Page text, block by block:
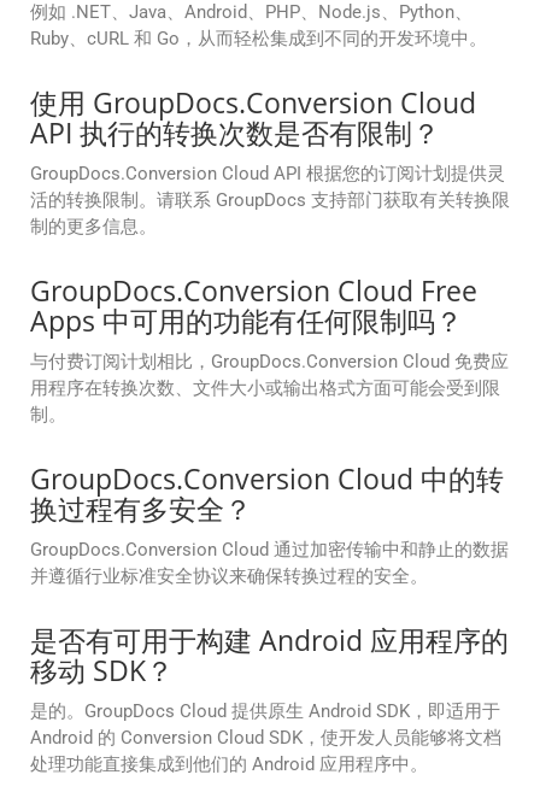
例如 .NET、Java、Android、PHP、Node.js、Python、
Ruby、cURL 和 Go，从而轻松集成到不同的开发环境中。
使用 GroupDocs.Conversion Cloud
API 执行的转换次数是否有限制？
GroupDocs.Conversion Cloud API 根据您的订阅计划提供灵
活的转换限制。请联系 GroupDocs 支持部门获取有关转换限
制的更多信息。
GroupDocs.Conversion Cloud Free
Apps 中可用的功能有任何限制吗？
与付费订阅计划相比，GroupDocs.Conversion Cloud 免费应
用程序在转换次数、文件大小或输出格式方面可能会受到限
制。
GroupDocs.Conversion Cloud 中的转
换过程有多安全？
GroupDocs.Conversion Cloud 通过加密传输中和静止的数据
并遵循行业标准安全协议来确保转换过程的安全。
是否有可用于构建 Android 应用程序的
移动 SDK？
是的。GroupDocs Cloud 提供原生 Android SDK，即适用于
Android 的 Conversion Cloud SDK，使开发人员能够将文档
处理功能直接集成到他们的 Android 应用程序中。